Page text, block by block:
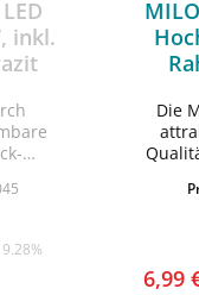
inkl.
mit
Die
• alle
6,99